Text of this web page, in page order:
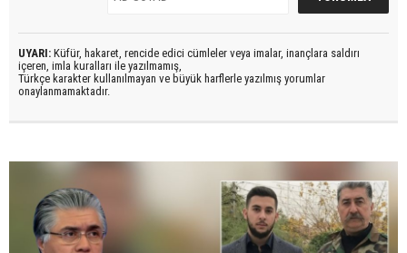
UYARI: Küfür, hakaret, rencide edici cümleler veya imalar, inançlara saldırı
içeren, imla kuralları ile yazılmamış,
Türkçe karakter kullanılmayan ve büyük harflerle yazılmış yorumlar
onaylanmamaktadır.